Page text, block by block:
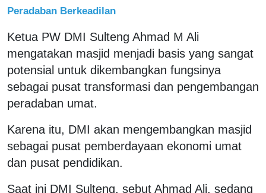
Peradaban Berkeadilan
Ketua PW DMI Sulteng Ahmad M Ali
mengatakan masjid menjadi basis yang sangat
potensial untuk dikembangkan fungsinya
sebagai pusat transformasi dan pengembangan
peradaban umat.
Karena itu, DMI akan mengembangkan masjid
sebagai pusat pemberdayaan ekonomi umat
dan pusat pendidikan.
Saat ini DMI Sulteng, sebut Ahmad Ali, sedang